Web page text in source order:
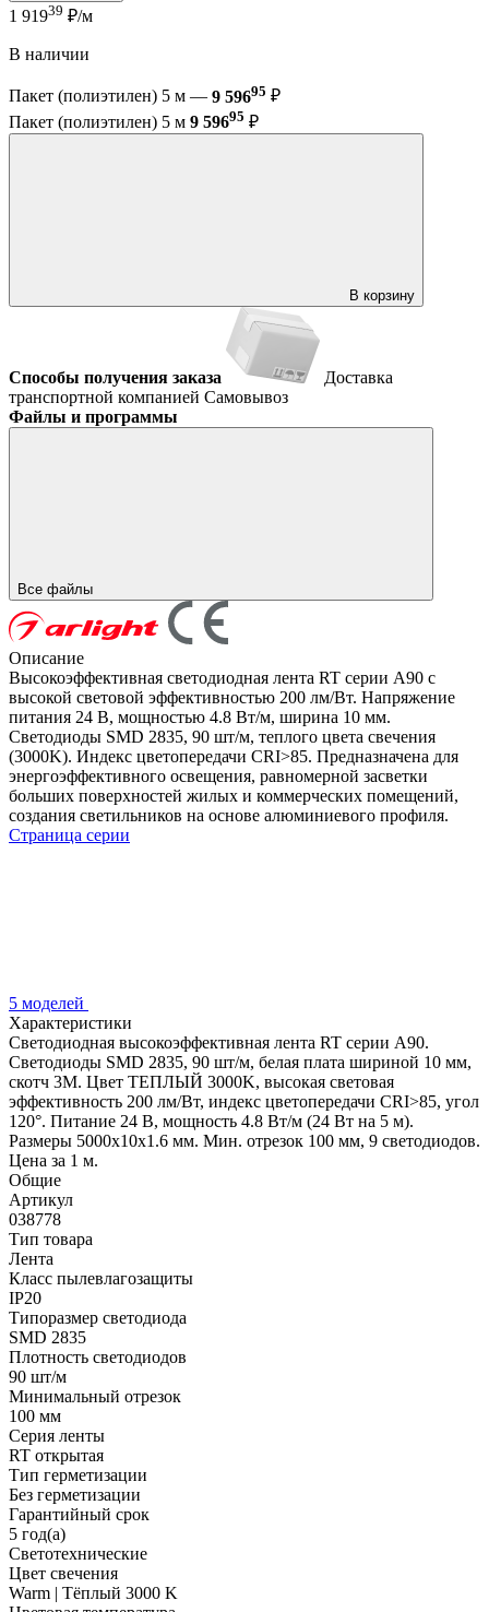
1 91939 ₽/м
В наличии
Пакет (полиэтилен) 5 м — 9 59695 ₽
Пакет (полиэтилен) 5 м 9 59695 ₽
В корзину
Способы получения заказа
Доставка
транспортной компанией Самовывоз
Файлы и программы
Все файлы
Описание
Высокоэффективная светодиодная лента RT серии A90 с
высокой световой эффективностью 200 лм/Вт. Напряжение
питания 24 В, мощностью 4.8 Вт/м, ширина 10 мм.
Светодиоды SMD 2835, 90 шт/м, теплого цвета свечения
(3000K). Индекс цветопередачи CRI>85. Предназначена для
энергоэффективного освещения, равномерной засветки
больших поверхностей жилых и коммерческих помещений,
создания светильников на основе алюминиевого профиля.
Страница серии
5 моделей
Характеристики
Светодиодная высокоэффективная лента RT серии A90.
Светодиоды SMD 2835, 90 шт/м, белая плата шириной 10 мм,
скотч 3M. Цвет ТЕПЛЫЙ 3000K, высокая световая
эффективность 200 лм/Вт, индекс цветопередачи CRI>85, угол
120°. Питание 24 В, мощность 4.8 Вт/м (24 Вт на 5 м).
Размеры 5000x10x1.6 мм. Мин. отрезок 100 мм, 9 светодиодов.
Цена за 1 м.
Общие
Артикул
038778
Тип товара
Лента
Класс пылевлагозащиты
IP20
Типоразмер светодиода
SMD 2835
Плотность светодиодов
90 шт/м
Минимальный отрезок
100 мм
Серия ленты
RT открытая
Тип герметизации
Без герметизации
Гарантийный срок
5 год(а)
Светотехнические
Цвет свечения
Warm | Тёплый 3000 K